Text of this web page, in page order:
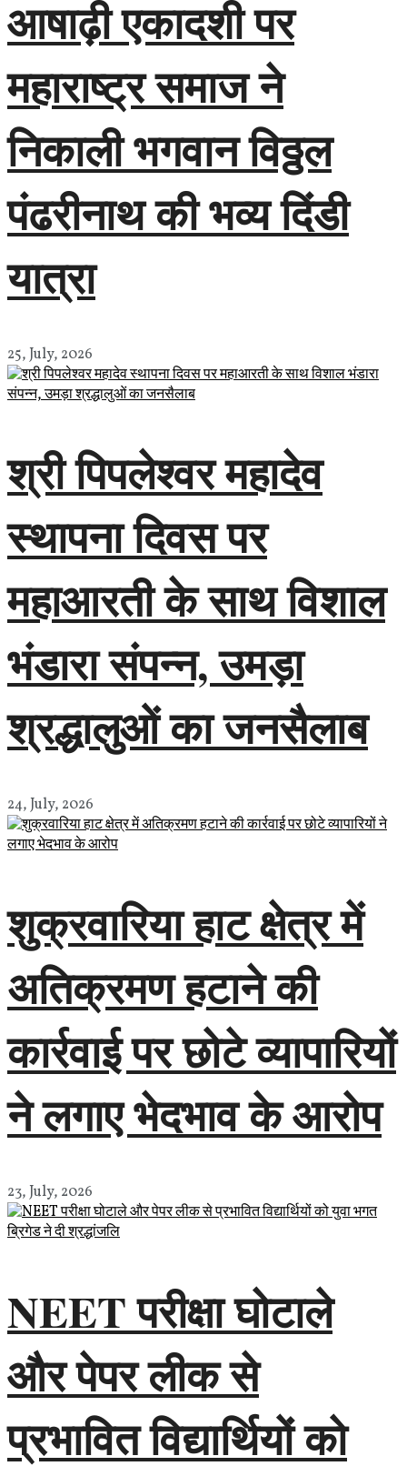
आषाढ़ी एकादशी पर
महाराष्ट्र समाज ने
निकाली भगवान विठ्ठल
पंढरीनाथ की भव्य दिंडी
यात्रा
25, July, 2026
श्री पिपलेश्वर महादेव
स्थापना दिवस पर
महाआरती के साथ विशाल
भंडारा संपन्न, उमड़ा
श्रद्धालुओं का जनसैलाब
24, July, 2026
शुक्रवारिया हाट क्षेत्र में
अतिक्रमण हटाने की
कार्रवाई पर छोटे व्यापारियों
ने लगाए भेदभाव के आरोप
23, July, 2026
NEET परीक्षा घोटाले
और पेपर लीक से
प्रभावित विद्यार्थियों को